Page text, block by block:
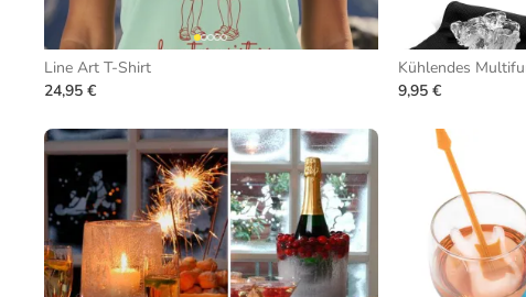
Line Art T-Shirt
24,95 €
Kühlendes
9,95 €